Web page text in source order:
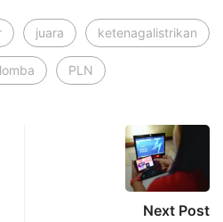
juara ketenagalistrikan
lomba PLN
Next Post